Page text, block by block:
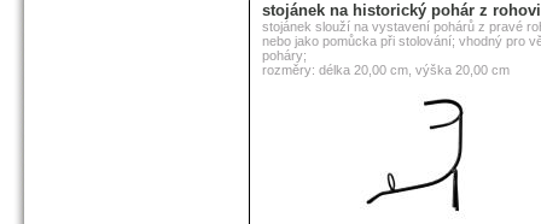
stojánek na historický pohár z
stojánek slouží na vystavení pohárů z pravé
nebo jako pomůcka při stolování; vhodný pro
poháry;
rozměry: délka 20,00 cm, výška 20,00 cm